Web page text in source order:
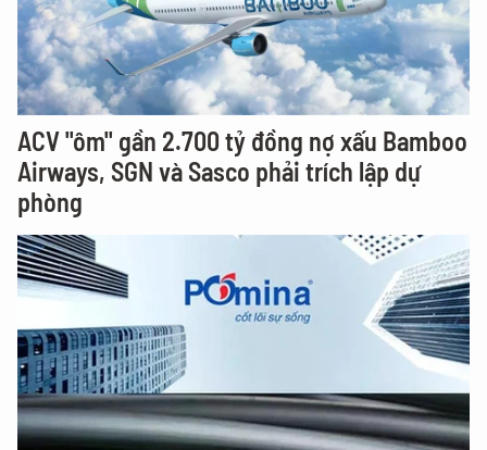
ACV "ôm" gần 2.700 tỷ đồng nợ xấu Bamboo
Airways, SGN và Sasco phải trích lập dự
phòng